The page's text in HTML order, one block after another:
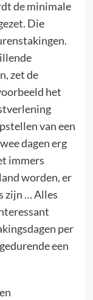
de minimale
Die
zet de
het
van een
dagen erg
immers
worden, er
zijn … Alles
per
een